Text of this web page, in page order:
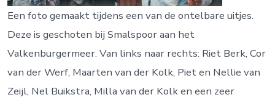
Een foto gemaakt tijdens een van de ontelbare uitjes.
Deze is geschoten bij Smalspoor aan het
Valkenburgermeer. Van links naar rechts: Riet Berk, Cor
van der Werf, Maarten van der Kolk, Piet en Nellie van
Zeijl, Nel Buikstra, Milla van der Kolk en een zeer